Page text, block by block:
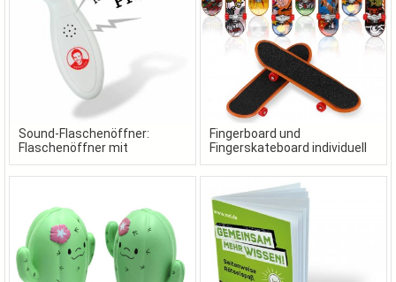
Sound-Flaschenöffner:
Flaschenöffner mit
Wunschsound als
Werbeartikel
Fingerboard und
Fingerskateboard individuell
gestaltet in Ihrem Design